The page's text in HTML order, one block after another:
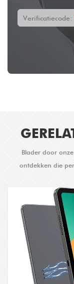
Verificatiecode:
Blader door
ontdekken die